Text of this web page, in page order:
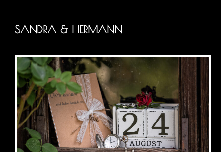
SANDRA & HERMANN